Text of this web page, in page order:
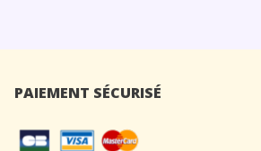
PAIEMENT SÉCURISÉ